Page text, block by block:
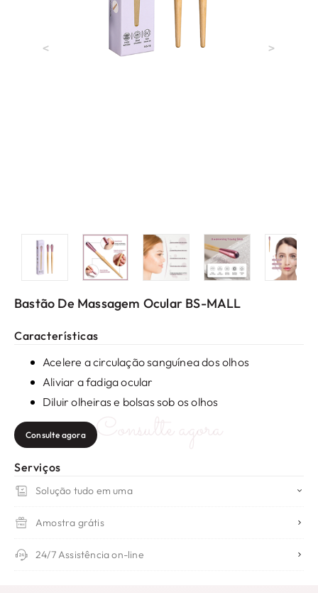
< >
Bastão De Massagem Ocular BS-MALL
Características
Acelere a circulação sanguínea dos olhos
Aliviar a fadiga ocular
Diluir olheiras e bolsas sob os olhos
Consulte agora Consulte agora
Serviços
Solução tudo em uma
Amostra grátis
24/7 Assistência on-line